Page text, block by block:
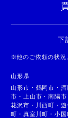
下
※他のご依頼の状況
山形県
山形市 ・ 鶴岡市 ・ 酒
市 ・ 上山市 ・南陽市
花沢市 ・ 川西町 ・ 遊
町 ・真室川町 ・小国